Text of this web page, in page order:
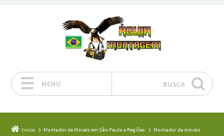
MENU BUSCA
Início Montador de Móveis em São Paulo e Regiões
Montador de móveis